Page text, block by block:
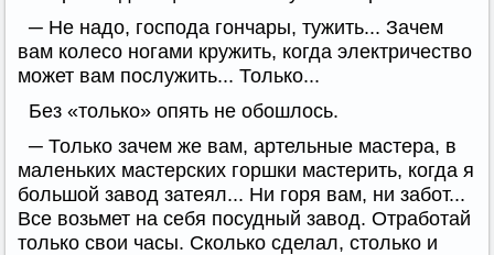
─ Не надо, господа гончары, тужить... Зачем
вам колесо ногами кружить, когда электричество
может вам послужить... Только...
Без «только» опять не обошлось.
─ Только зачем же вам, артельные мастера, в
маленьких мастерских горшки мастерить, когда я
большой завод затеял... Ни горя вам, ни забот...
Все возьмет на себя посудный завод. Отработай
только свои часы. Сколько сделал, столько и